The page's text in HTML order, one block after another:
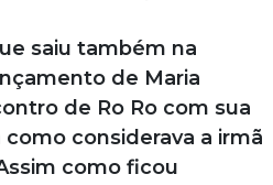
saiu também na
de Maria
de Ro Ro com sua
considerava a irmã
como ficou